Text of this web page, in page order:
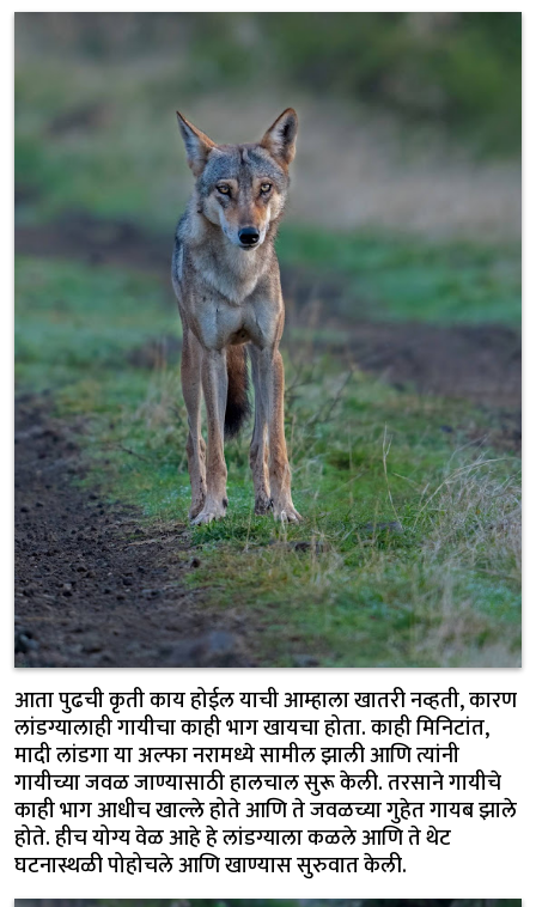
आता पुढची कृती काय होईल याची आम्हाला खातरी नव्हती, कारण
लांडग्यालाही गायीचा काही भाग खायचा होता. काही मिनिटांत,
मादी लांडगा या अल्फा नरामध्ये सामील झाली आणि त्यांनी
गायीच्या जवळ जाण्यासाठी हालचाल सुरू केली. तरसाने गायीचे
काही भाग आधीच खाल्ले होते आणि ते जवळच्या गुहेत गायब झाले
होते. हीच योग्य वेळ आहे हे लांडग्याला कळले आणि ते थेट
घटनास्थळी पोहोचले आणि खाण्यास सुरुवात केली.